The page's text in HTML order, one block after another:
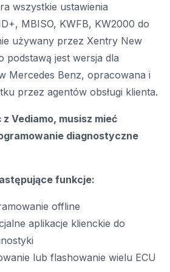
wszystkie ustawienia
MBISO, KWFB, KW2000 do
używany przez Xentry New
podstawą jest wersja dla
Mercedes Benz, opracowana i
przez agentów obsługi klienta.
Vediamo, musisz mieć
diagnostyczne
funkcje:
offline
aplikacje klienckie do
lub flashowanie wielu ECU